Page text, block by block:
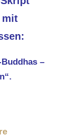
mit
–